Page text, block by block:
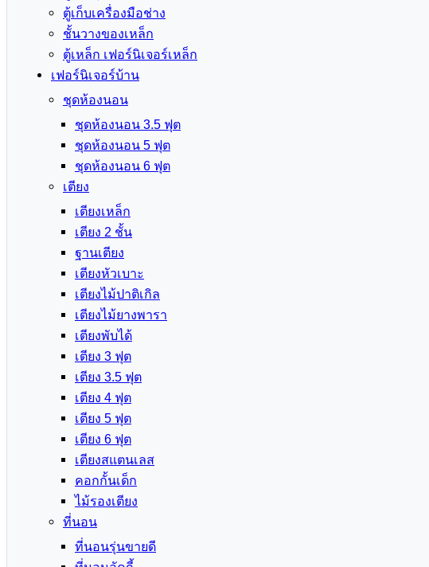
ตู้เก็บเครื่องมือช่าง
ชั้นวางของเหล็ก
ตู้เหล็ก เฟอร์นิเจอร์เหล็ก
เฟอร์นิเจอร์บ้าน
ชุดห้องนอน
ชุดห้องนอน 3.5 ฟุต
ชุดห้องนอน 5 ฟุต
ชุดห้องนอน 6 ฟุต
เตียง
เตียงเหล็ก
เตียง 2 ชั้น
ฐานเตียง
เตียงหัวเบาะ
เตียงไม้ปาติเกิล
เตียงไม้ยางพารา
เตียงพับได้
เตียง 3 ฟุต
เตียง 3.5 ฟุต
เตียง 4 ฟุต
เตียง 5 ฟุต
เตียง 6 ฟุต
เตียงสแตนเลส
คอกกั้นเด็ก
ไม้รองเตียง
ที่นอน
ที่นอนรุ่นขายดี